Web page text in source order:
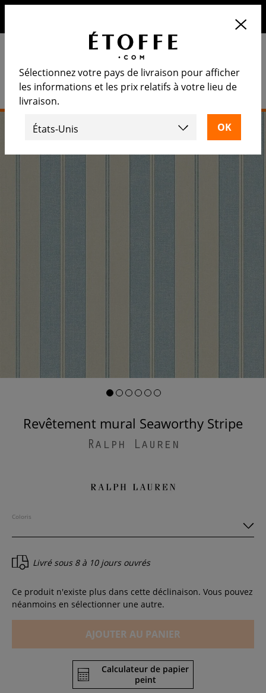
Revêtement mural Seaworthy Stripe
Ralph Lauren
Coloris
Livré sous 8 à 10 jours ouvrés
Ce produit n'existe plus dans cette déclinaison. Vous pouvez
néanmoins en sélectionner une autre.
AJOUTER AU PANIER
Calculateur de papier
peint
Sélectionnez votre pays de livraison pour afficher
les informations et les prix relatifs à votre lieu de
livraison.